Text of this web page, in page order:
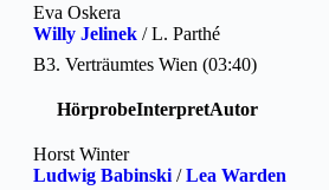
Eva Oskera
Willy Jelinek / L. Parthé
B3. Verträumtes Wien (03:40)
HörprobeInterpretAutor
Horst Winter
Ludwig Babinski /Lea Warden